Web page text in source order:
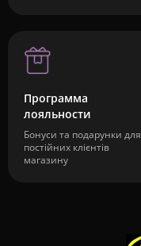
Программа
лояльности
Бонуси та подарунки для
постійних клієнтів
магазину